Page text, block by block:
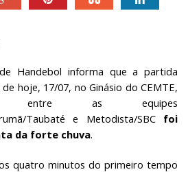
Handebol informa que a partida
hoje, 17/07, no Ginásio do CEMTE,
entre as equipes
Taubaté e Metodista/SBC foi
da forte chuva.
quatro minutos do primeiro tempo